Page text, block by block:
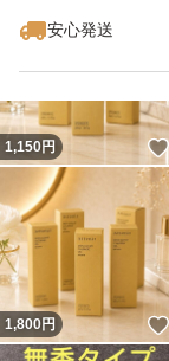
安心発送
1,150円
1,800円